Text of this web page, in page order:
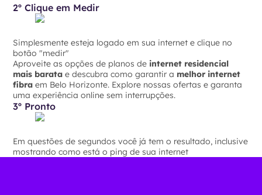
2º Clique em Medir
Simplesmente esteja logado em sua internet e clique no
botão "medir"
Aproveite as opções de planos de internet residencial
mais barata e descubra como garantir a melhor internet
fibra em Belo Horizonte. Explore nossas ofertas e garanta
uma experiência online sem interrupções.
3º Pronto
Em questões de segundos você já tem o resultado, inclusive
mostrando como está o ping de sua internet